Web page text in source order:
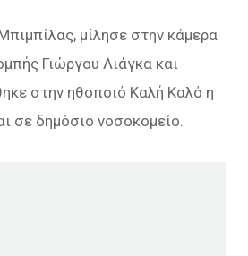
μίλησε στην κάμερα
Γιώργου Λιάγκα και
στην ηθοποιό Καλή Καλό η
σε δημόσιο νοσοκομείο.